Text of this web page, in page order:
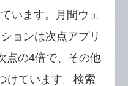
います。月間ウェ
ョンは次点アプリ
点の4倍で、その他
けています。検索